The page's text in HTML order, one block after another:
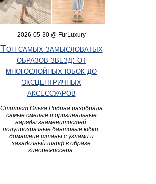
2026-05-30 @ FürLuxury
Топ самых замысловатых
образов звёзд: от
многослойных юбок до
эксцентричных
аксессуаров
Стилист Ольга Родина разобрала
самые смелые и оригинальные
наряды знаменитостей:
полупрозрачные бантовые юбки,
домашние штаны с узлами и
загадочный шарф в образе
кинорежиссёра.